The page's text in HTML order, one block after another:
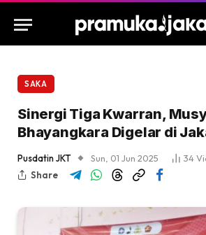
SAKA
Sinergi Tiga Kwarran,
Bhayangkara Digelar di
Pusdatin JKT Sun, 01 Jun 2025 34
Share